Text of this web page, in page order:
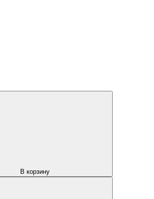
В корзину